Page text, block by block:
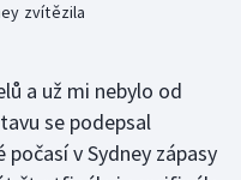
zvítězila
a už mi nebylo od
se podepsal
v Sydney zápasy